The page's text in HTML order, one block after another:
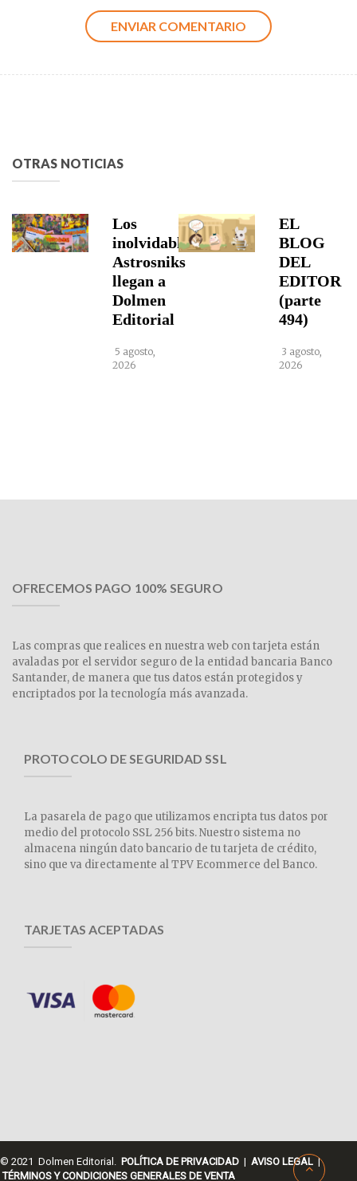
OTRAS NOTICIAS
Los
inolvidables
Astrosniks
llegan a
Dolmen
Editorial
5 agosto,
2026
EL
BLOG
DEL
EDITOR
(parte
494)
3 agosto,
2026
OFRECEMOS PAGO 100% SEGURO
Las compras que realices en nuestra web con tarjeta están
avaladas por el servidor seguro de la entidad bancaria Banco
Santander, de manera que tus datos están protegidos y
encriptados por la tecnología más avanzada.
PROTOCOLO DE SEGURIDAD SSL
La pasarela de pago que utilizamos encripta tus datos por
medio del protocolo SSL 256 bits. Nuestro sistema no
almacena ningún dato bancario de tu tarjeta de crédito,
sino que va directamente al TPV Ecommerce del Banco.
TARJETAS ACEPTADAS
© 2021 Dolmen Editorial. POLÍTICA DE PRIVACIDAD | AVISO LEGAL |
TÉRMINOS Y CONDICIONES GENERALES DE VENTA